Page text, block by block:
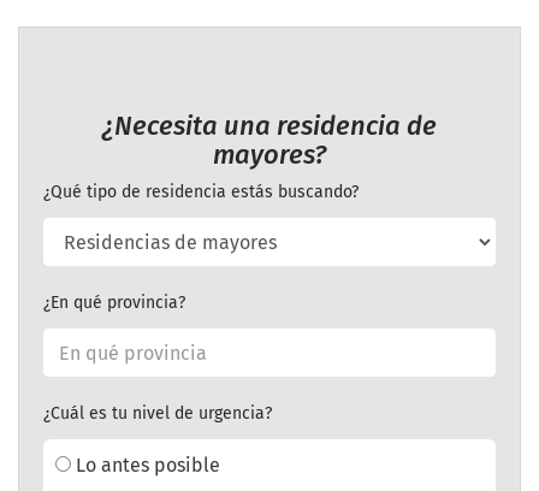
¿Necesita una residencia de
mayores?
¿Qué tipo de residencia estás buscando?
¿En qué provincia?
¿Cuál es tu nivel de urgencia?
Lo antes posible